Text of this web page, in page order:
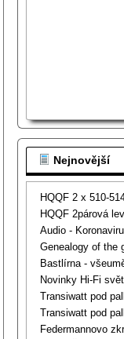
Nejnovější
HQQF 2 x 510-
HQQF 2párová
Audio -
Genealogy of the
Bastlírna -
Novinky Hi-Fi
Transiwatt pod
Transiwatt pod
Federmannovo